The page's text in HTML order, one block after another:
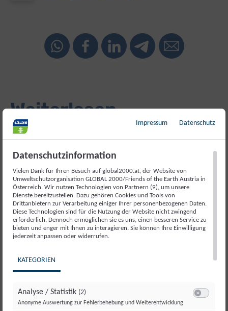
Weiterlesen
Spielzeug im Chemikalien-Test
Wie sicher sind Spielzeuge für Kinder? Wir haben 19
Impressum Datenschutz
Datenschutzinformation
Vielen Dank für Ihren Besuch auf global2000.at, der Website von
Umweltschutzorganisation GLOBAL 2000/Friends of the Earth Austria in
Österreich. Wir nutzen Technologien von Partnern (9), um unsere
Dienste bereitzustellen. Dazu gehören Cookies und Tools von
Drittanbietern zur Verarbeitung einiger Ihrer personenbezogenen Daten.
Diese Technologien sind für die Nutzung der Website nicht zwingend
erforderlich. Dennoch ermöglichen sie es uns, einen besseren Service zu
bieten und enger mit Ihnen zu interagieren. Sie können Ihre Einwilligung
jederzeit anpassen oder widerrufen.
KATEGORIEN
Analyse / Statistik (2)
Anonyme Auswertung zur Fehlerbehebung und Weiterentwicklung